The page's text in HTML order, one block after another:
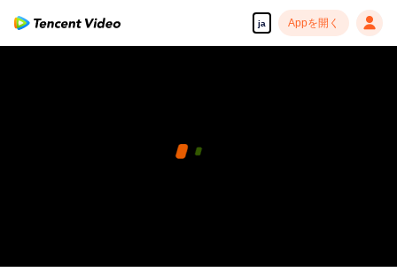
ja Appを開く